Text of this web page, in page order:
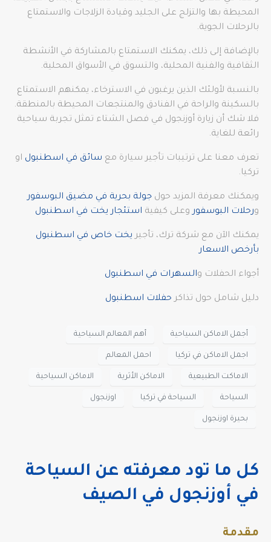
المحيطة بها والتزلج على الجليد وقيادة الزلاجات والاستمتاع
بالرحلات الجوية.
بالإضافة إلى ذلك، يمكنك الاستمتاع بالمشاركة في الأنشطة
الثقافية والفنية المحلية، والتسوق في الأسواق المحلية.
بالنسبة لأولئك الذين يرغبون في الاسترخاء، يمكنهم الاستمتاع
بالسكينة والراحة في الفنادق والمنتجعات المحيطة بالمنطقة.
فلا شك أن زيارة أوزنجول في فصل الشتاء تمثل تجربة سياحية
رائعة للغاية.
تعرف معنا على ترتيبات تأجير سيارة مع سائق في اسطنبول او
تركيا.
ويمكنك معرفة المزيد حول جولة بحرية في مضيق البوسفور
ورحلات البوسفوروعلى كيفية استئجار يخت في اسطنبول
يمكنك الآن مع شركة ترك، تأجير يخت خاص في اسطنبول
بأرخص الاسعار
أجواء الحفلات والسهرات في اسطنبول
دليل شامل حول تذاكر حفلات اسطنبول
أجمل الاماكن السياحية أهم المعالم السياحية
اجمل الاماكن في تركيا احمل المعالم
الاماكت الطبيعية الاماكن الأثرية الاماكن السياحية
السياحة السياحة في تركيا اوزنجول
بحيرة اوزنجول
كل ما تود معرفته عن السياحة
في أوزنجول في الصيف
مقدمة